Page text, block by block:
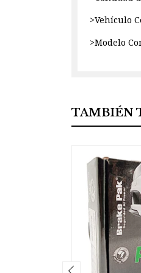
>Vehículo
>Modelo
TAMBIÉN